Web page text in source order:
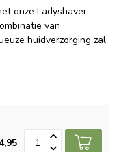
onze Ladyshaver
van
huidverzorging zal